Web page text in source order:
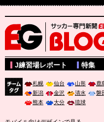
サッカー専門新聞ELGOLAZO web版
J練習場レポート 特集
札幌 仙台 山形 鹿
新潟
金沢 清水 磐
熊本
大分 琉球